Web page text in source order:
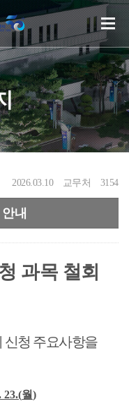
2026.03.10 교무처 3154
내
과목 철회
신청 주요사항을
23.(월)